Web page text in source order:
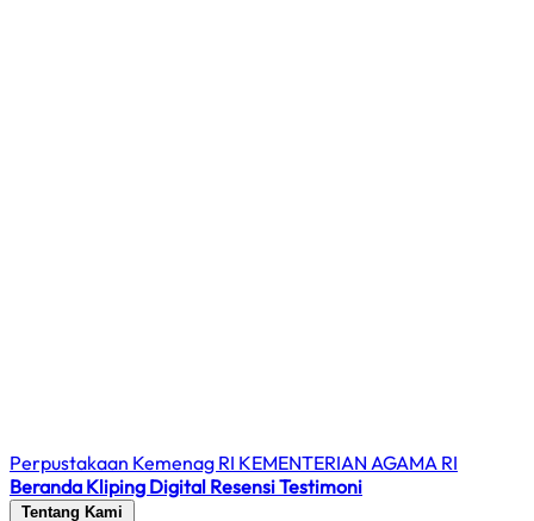
Perpustakaan Kemenag RI KEMENTERIAN AGAMA RI
Beranda Kliping Digital ResensiTestimoni
Tentang Kami